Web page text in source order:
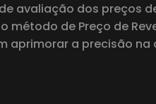
avaliação dos preços
de Preço de
aprimorar a precisão